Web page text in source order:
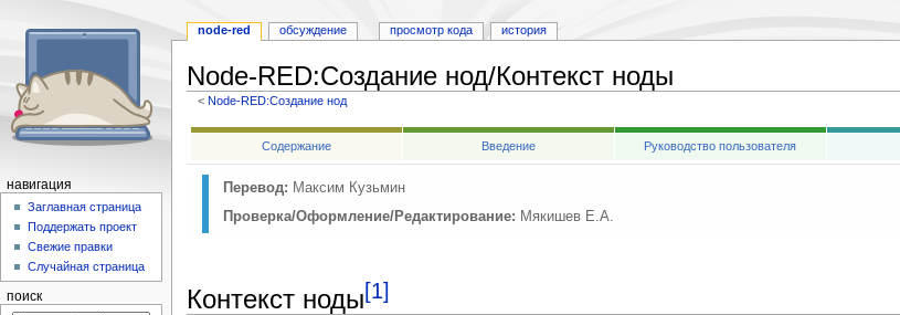
Node-RED:Создание нод/Контекст ноды
< Node-RED:Создание нод
Перейти
навигации
Перейти
поиску
Содержание Введение Руководство пользователя
Перевод: Максим Кузьмин
Проверка/Оформление/Редактирование: Мякишев Е.А.
Контекст ноды[1]
node-red обсуждение просмотр кода история
навигация
Заглавная страница
Поддержать проект
Свежие правки
Случайная страница
поиск